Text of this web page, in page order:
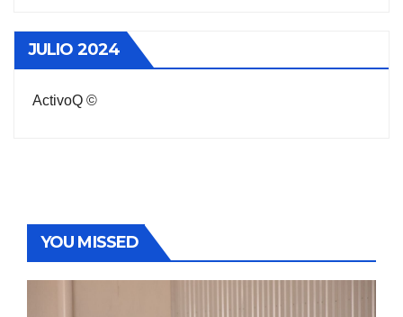
JULIO 2024
ActivoQ ©
YOU MISSED